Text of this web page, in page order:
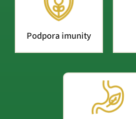
Podpora imunity